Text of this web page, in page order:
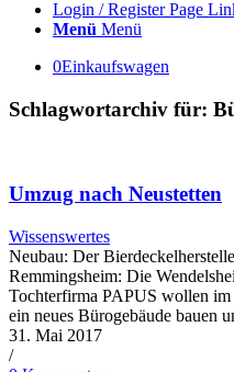
Login / Register Page
Menü Menü
0Einkaufswagen
Schlagwortarchiv für:
Umzug nach Neustetten
Wissenswertes
Neubau: Der
Remmingsheim: Die
Tochterfirma PAPUS wollen
ein neues Bürogebäude bauen
31. Mai 2017
/